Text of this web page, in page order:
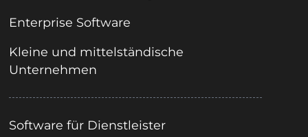
Enterprise Software
Kleine und mittelständische
Unternehmen
Software für Dienstleister